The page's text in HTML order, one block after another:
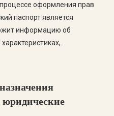
оформления прав
паспорт является
информацию об
этой теме. Этапы
юридические